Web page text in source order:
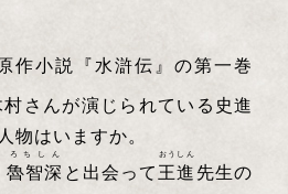
作小説『水滸伝』の第一巻
物はいますか。
魯智深
ろちしん
と出会って王進
おうしん
先生の